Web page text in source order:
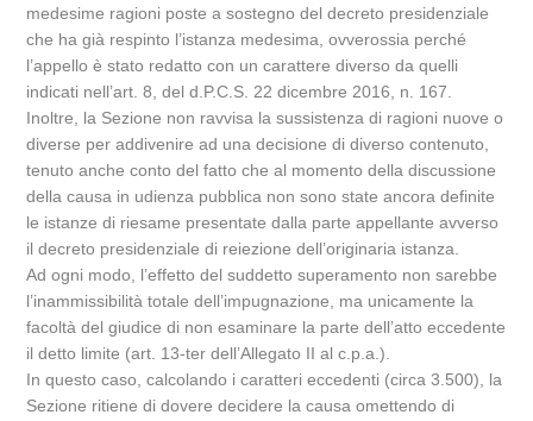
medesime ragioni poste a sostegno del decreto presidenziale
che ha già respinto l’istanza medesima, ovverossia perché
l’appello è stato redatto con un carattere diverso da quelli
indicati nell’art. 8, del d.P.C.S. 22 dicembre 2016, n. 167.
Inoltre, la Sezione non ravvisa la sussistenza di ragioni nuove o
diverse per addivenire ad una decisione di diverso contenuto,
tenuto anche conto del fatto che al momento della discussione
della causa in udienza pubblica non sono state ancora definite
le istanze di riesame presentate dalla parte appellante avverso
il decreto presidenziale di reiezione dell’originaria istanza.
Ad ogni modo, l’effetto del suddetto superamento non sarebbe
l’inammissibilità totale dell’impugnazione, ma unicamente la
facoltà del giudice di non esaminare la parte dell’atto eccedente
il detto limite (art. 13-ter dell’Allegato II al c.p.a.).
In questo caso, calcolando i caratteri eccedenti (circa 3.500), la
Sezione ritiene di dovere decidere la causa omettendo di